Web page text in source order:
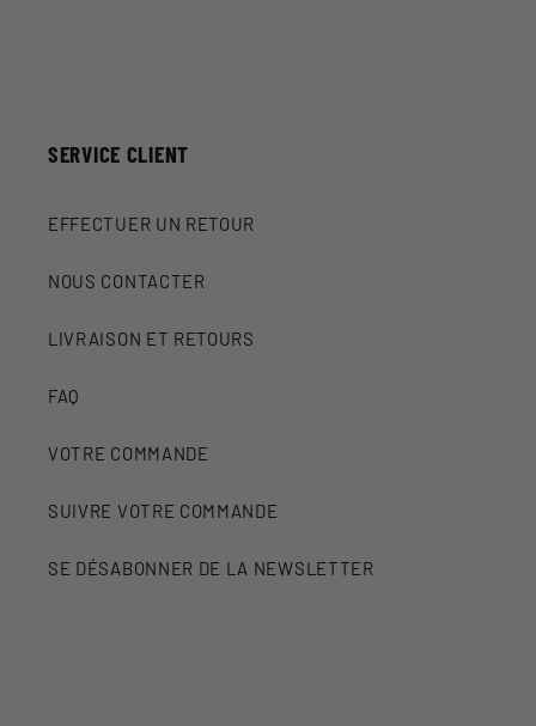
SERVICE CLIENT
EFFECTUER UN RETOUR
NOUS CONTACTER
LIVRAISON ET RETOURS
FAQ
VOTRE COMMANDE
SUIVRE VOTRE COMMANDE
SE DÉSABONNER DE LA NEWSLETTER